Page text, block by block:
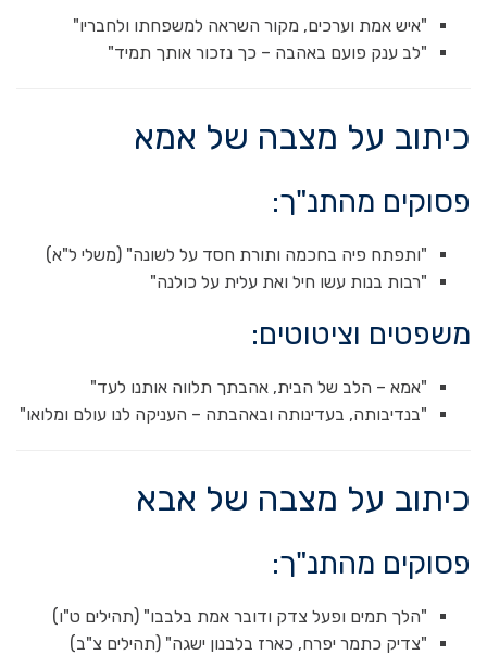
"איש אמת וערכים, מקור השראה למשפחתו ולחבריו"
"לב ענק פועם באהבה – כך נזכור אותך תמיד"
כיתוב על מצבה של אמא
פסוקים מהתנ"ך:
"ותפתח פיה בחכמה ותורת חסד על לשונה" (משלי ל"א)
"רבות בנות עשו חיל ואת עלית על כולנה"
משפטים וציטוטים:
"אמא – הלב של הבית, אהבתך תלווה אותנו לעד"
"בנדיבותה, בעדינותה ובאהבתה – העניקה לנו עולם ומלואו"
כיתוב על מצבה של אבא
פסוקים מהתנ"ך:
"הלך תמים ופעל צדק ודובר אמת בלבבו" (תהילים ט"ו)
"צדיק כתמר יפרח, כארז בלבנון ישגה" (תהילים צ"ב)